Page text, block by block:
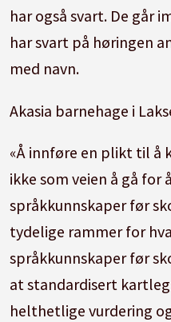
har også svart. De går
har svart på høringen
med navn.
Akasia barnehage i
«Å innføre en plikt til å
ikke som veien å gå for
språkkunnskaper før
tydelige rammer for
språkkunnskaper før
at standardisert
helthetlige vurdering